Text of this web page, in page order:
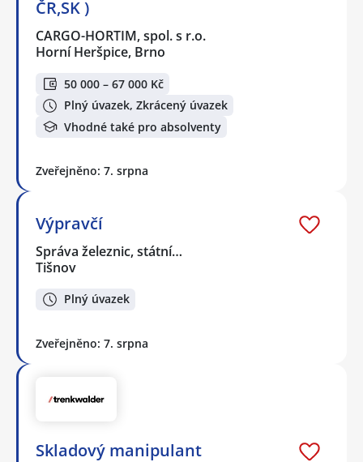
ČR,SK )
CARGO-HORTIM, spol. s r.o.
Horní Heršpice, Brno
50 000 – 67 000 Kč
Plný úvazek, Zkrácený úvazek
Vhodné také pro absolventy
Zveřejněno: 7. srpna
Výpravčí
Správa železnic, státní…
Tišnov
Plný úvazek
Zveřejněno: 7. srpna
Skladový manipulant